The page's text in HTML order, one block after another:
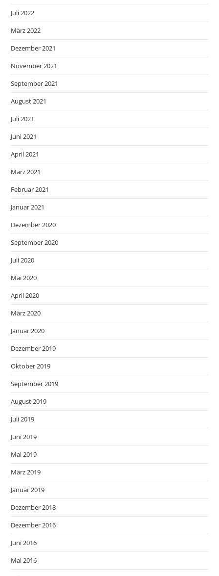
Juli 2022
März 2022
Dezember 2021
November 2021
September 2021
August 2021
Juli 2021
Juni 2021
April 2021
März 2021
Februar 2021
Januar 2021
Dezember 2020
September 2020
Juli 2020
Mai 2020
April 2020
März 2020
Januar 2020
Dezember 2019
Oktober 2019
September 2019
August 2019
Juli 2019
Juni 2019
Mai 2019
März 2019
Januar 2019
Dezember 2018
Dezember 2016
Juni 2016
Mai 2016